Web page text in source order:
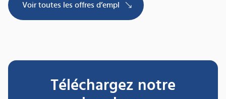
Voir toutes les offres d’emplois
Téléchargez notre